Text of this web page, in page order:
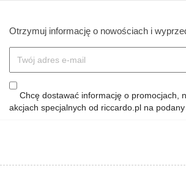
Otrzymuj informację o nowościach i
Chcę dostawać informację o promocjach,
akcjach specjalnych od riccardo.pl na